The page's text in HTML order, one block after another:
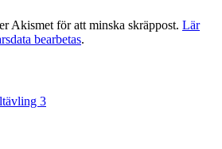
Akismet för att minska skräppost. Lär
bearbetas.
3